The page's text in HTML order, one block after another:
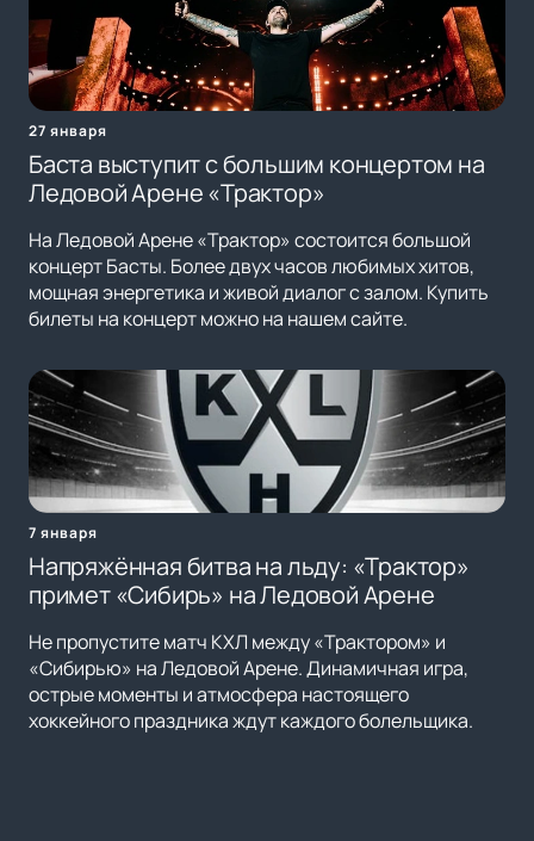
27 января
Баста выступит с большим концертом на
Ледовой Арене «Трактор»
На Ледовой Арене «Трактор» состоится большой
концерт Басты. Более двух часов любимых хитов,
мощная энергетика и живой диалог с залом. Купить
билеты на концерт можно на нашем сайте.
7 января
Напряжённая битва на льду: «Трактор»
примет «Сибирь» на Ледовой Арене
Не пропустите матч КХЛ между «Трактором» и
«Сибирью» на Ледовой Арене. Динамичная игра,
острые моменты и атмосфера настоящего
хоккейного праздника ждут каждого болельщика.